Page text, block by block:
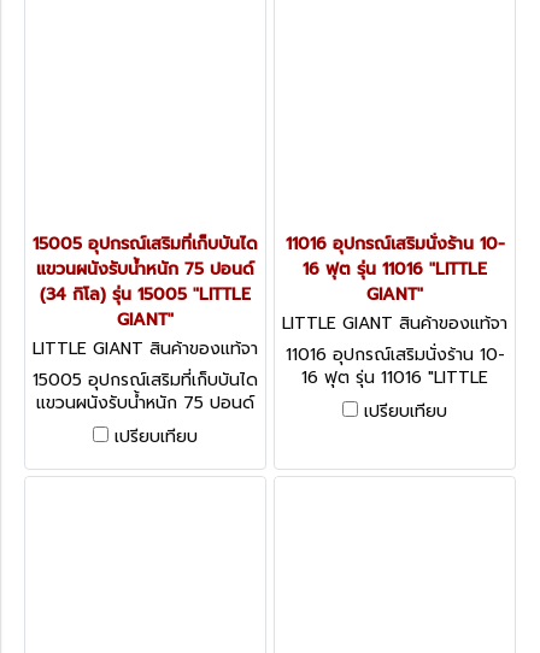
15005 อุปกรณ์เสริมที่เก็บบันได
แขวนผนังรับน้ำหนัก 75 ปอนด์
(34 กิโล) รุ่น 15005 "LITTLE
GIANT"
LITTLE GIANT สินค้าของแท้จา
กโรงงานผู้ผลิต 15005
15005 อุปกรณ์เสริมที่เก็บบันได
แขวนผนังรับน้ำหนัก 75 ปอนด์
(34 กิโล) รุ่น 15005 "LITTLE
GIANT"
เปรียบเทียบ
11016 อุปกรณ์เสริมนั่งร้าน 10-
16 ฟุต รุ่น 11016 "LITTLE
GIANT"
LITTLE GIANT สินค้าของแท้จา
กโรงงานผู้ผลิต 11016
11016 อุปกรณ์เสริมนั่งร้าน 10-
16 ฟุต รุ่น 11016 "LITTLE
GIANT"
เปรียบเทียบ